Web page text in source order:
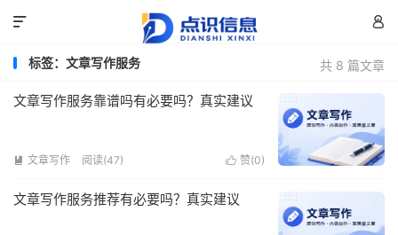


共 8 篇文章
标签：文章写作服务
文章写作服务靠谱吗有必要吗？真实建议
 赞(0)
 文章写作 阅读(47)
文章写作服务推荐有必要吗？真实建议